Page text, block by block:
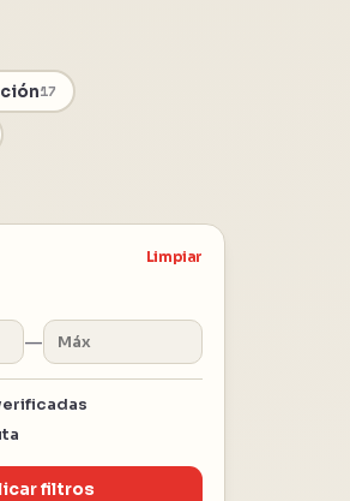
17
Limpiar
—
filtros